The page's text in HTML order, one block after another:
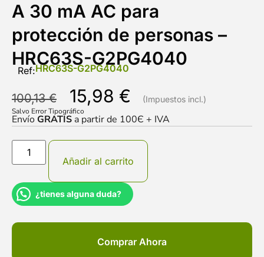
A 30 mA AC para
protección de personas –
HRC63S-G2PG4040
Ref:HRC63S-G2PG4040
100,13€ 15,98 €
Salvo Error Tipográfico
EnvíoGRATIS a partir de 100Є + IVA
Añadir al carrito
¿tienes alguna duda?
Comprar Ahora